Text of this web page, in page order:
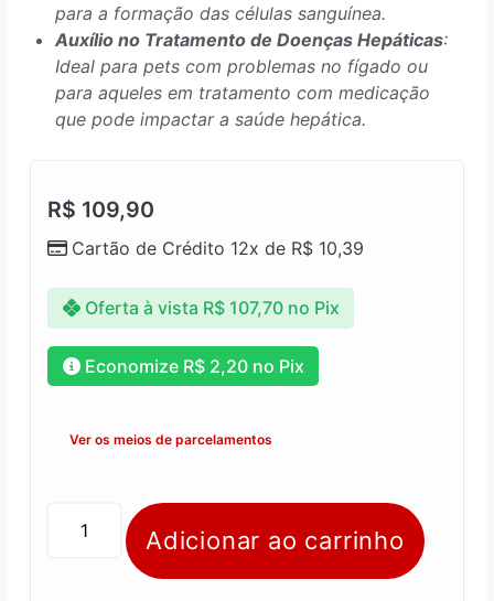
para a formação das células sanguínea.
Auxílio no Tratamento de Doenças Hepáticas:
Ideal para pets com problemas no fígado ou
para aqueles em tratamento com medicação
que pode impactar a saúde hepática.
R$ 109,90
Cartão de Crédito 12x de R$ 10,39
Oferta à vista R$107,70 no Pix
Economize R$2,20no Pix
Ver os meios de parcelamentos
Adicionar ao carrinho